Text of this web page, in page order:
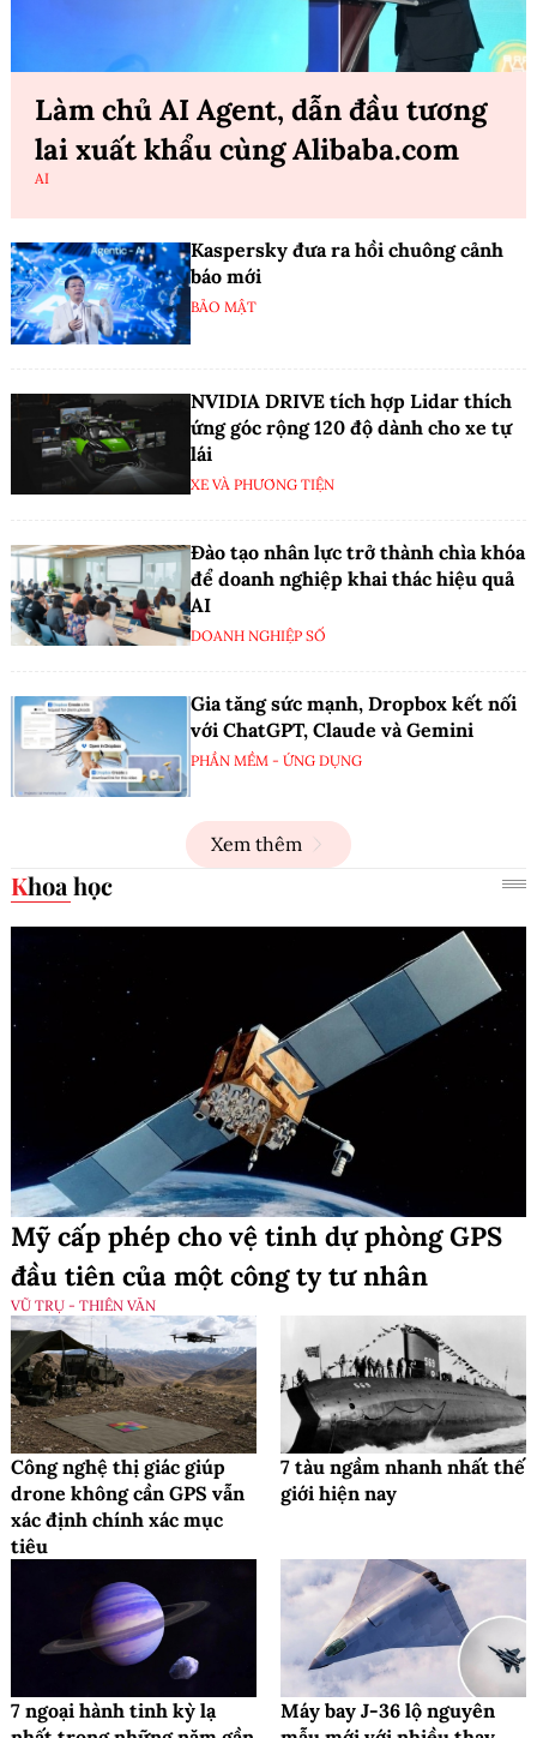
Làm chủ AI Agent, dẫn đầu tương
lai xuất khẩu cùng Alibaba.com
AI
Kaspersky đưa ra hồi chuông cảnh
báo mới
BẢO MẬT
NVIDIA DRIVE tích hợp Lidar thích
ứng góc rộng 120 độ dành cho xe tự
lái
XE VÀ PHƯƠNG TIỆN
Đào tạo nhân lực trở thành chìa khóa
để doanh nghiệp khai thác hiệu quả
AI
DOANH NGHIỆP SỐ
Gia tăng sức mạnh, Dropbox kết nối
với ChatGPT, Claude và Gemini
PHẦN MỀM - ỨNG DỤNG
Xem thêm
Khoa học
Mỹ cấp phép cho vệ tinh dự phòng GPS
đầu tiên của một công ty tư nhân
VŨ TRỤ - THIÊN VĂN
Công nghệ thị giác giúp
drone không cần GPS vẫn
xác định chính xác mục
tiêu
7 tàu ngầm nhanh nhất thế
giới hiện nay
7 ngoại hành tinh kỳ lạ
Máy bay J-36 lộ nguyên